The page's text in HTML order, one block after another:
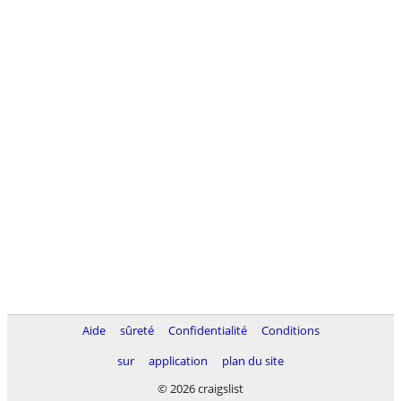
Aide sûreté Confidentialité
Conditions
sur
application
plan du site
© 2026 craigslist